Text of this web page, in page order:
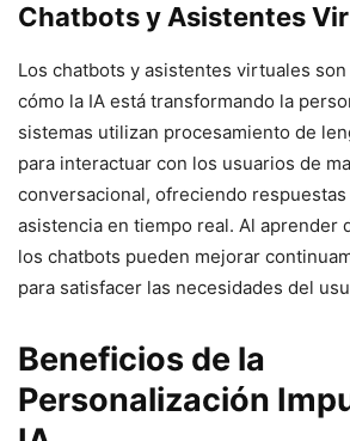
Chatbots y Asistentes
Los chatbots y asistentes virtuales
cómo la IA está transformando la
sistemas utilizan procesamiento de
para interactuar con los usuarios de
conversacional, ofreciendo
asistencia en tiempo real. Al aprender
los chatbots pueden mejorar
para satisfacer las necesidades del
Beneficios de la
Personalización